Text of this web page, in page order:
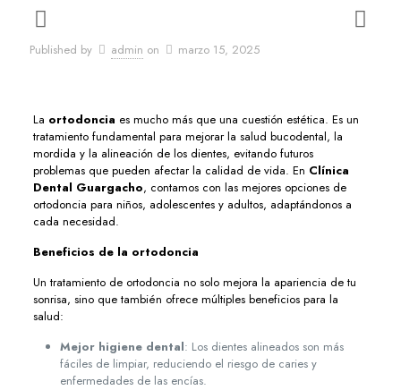
Published by admin on marzo 15, 2025
La ortodoncia es mucho más que una cuestión estética. Es un
tratamiento fundamental para mejorar la salud bucodental, la
mordida y la alineación de los dientes, evitando futuros
problemas que pueden afectar la calidad de vida. En Clínica
Dental Guargacho, contamos con las mejores opciones de
ortodoncia para niños, adolescentes y adultos, adaptándonos a
cada necesidad.
Beneficios de la ortodoncia
Un tratamiento de ortodoncia no solo mejora la apariencia de tu
sonrisa, sino que también ofrece múltiples beneficios para la
salud:
Mejor higiene dental: Los dientes alineados son más
fáciles de limpiar, reduciendo el riesgo de caries y
enfermedades de las encías.